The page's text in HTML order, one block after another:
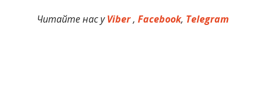
Читайте нас уViber,Facebook, Telegram